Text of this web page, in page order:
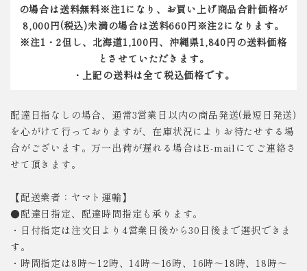
の場合は送料無料※注1になり、お買い上げ商品合計価格が
8,000円(税込)未満の場合は送料660円※注2になります。
※注1・2但し、北海道1,100円、沖縄県1,840円の送料価格
とさせていただきます。
・上記の送料は全て税込価格です。
配達日指なしの場合、通常3営業日以内の商品発送(最短日発送)
を心がけて行っておりますが、在庫状況によりお待たせする場
合がございます。万一出荷が遅れる場合はE-mailにてご連絡さ
せて頂きます。
【配送業者：ヤマト運輸】
●配達日指定、配達時間指定も承ります。
・日付指定は注文日より4営業日後から30日後まで選択できま
す。
・時間指定は8時～12時、14時～16時、16時～18時、18時～